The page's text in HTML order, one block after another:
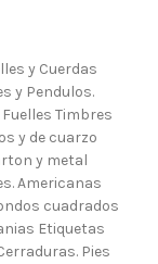
y Cuerdas
y Pendulos.
Fuelles Timbres
y de cuarzo
y metal
Americanas
cuadrados
Etiquetas
Pies